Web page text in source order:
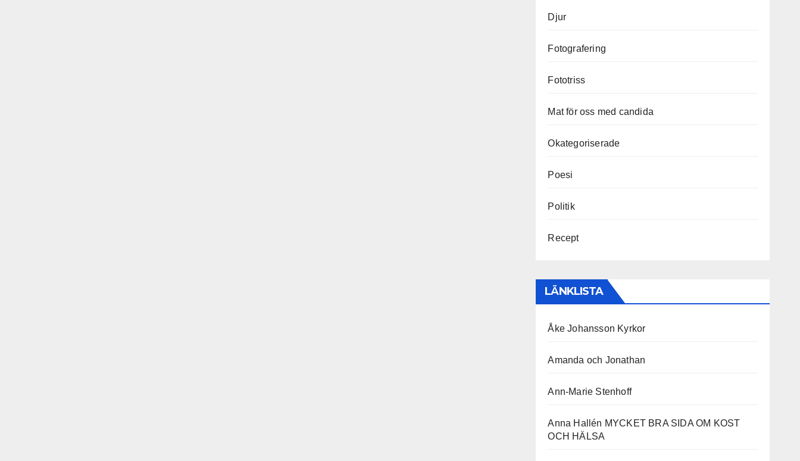
Djur
Fotografering
Fototriss
Mat för oss med candida
Okategoriserade
Poesi
Politik
Recept
LÄNKLISTA
Åke Johansson Kyrkor
Amanda och Jonathan
Ann-Marie Stenhoff
Anna Hallén MYCKET BRA SIDA OM KOST
OCH HÄLSA